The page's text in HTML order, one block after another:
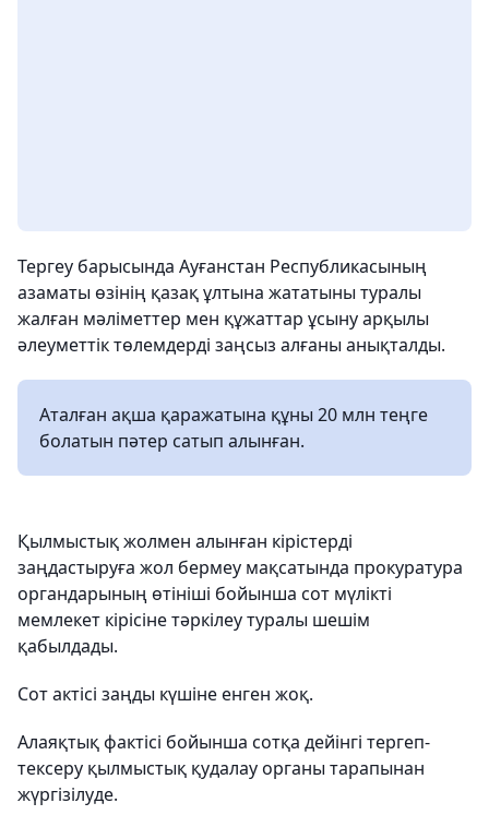
Тергеу барысында Ауғанстан Республикасының
азаматы өзінің қазақ ұлтына жататыны туралы
жалған мәліметтер мен құжаттар ұсыну арқылы
әлеуметтік төлемдерді заңсыз алғаны анықталды.
Аталған ақша қаражатына құны 20 млн теңге
болатын пәтер сатып алынған.
Қылмыстық жолмен алынған кірістерді
заңдастыруға жол бермеу мақсатында прокуратура
органдарының өтініші бойынша сот мүлікті
мемлекет кірісіне тәркілеу туралы шешім
қабылдады.
Сот актісі заңды күшіне енген жоқ.
Алаяқтық фактісі бойынша сотқа дейінгі тергеп-
тексеру қылмыстық қудалау органы тарапынан
жүргізілуде.